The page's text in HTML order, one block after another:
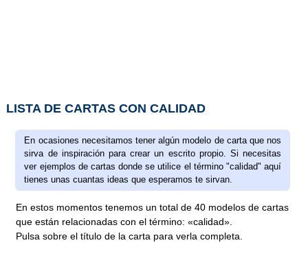
LISTA DE CARTAS CON CALIDAD
En ocasiones necesitamos tener algún modelo de carta que nos
sirva de inspiración para crear un escrito propio. Si necesitas
ver ejemplos de cartas donde se utilice el término "calidad" aquí
tienes unas cuantas ideas que esperamos te sirvan.
En estos momentos tenemos un total de 40 modelos de cartas
que están relacionadas con el término: «calidad».
Pulsa sobre el título de la carta para verla completa.